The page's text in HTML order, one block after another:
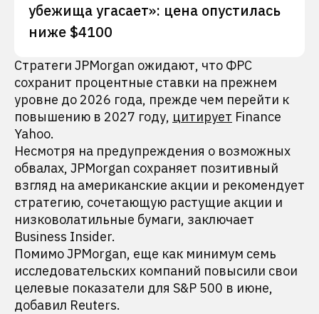
убежища угасает»: цена опустилась
ниже $4100
Стратеги JPMorgan ожидают, что ФРС
сохранит процентные ставки на прежнем
уровне до 2026 года, прежде чем перейти к
повышению в 2027 году, цитирует Finance
Yahoo.
Несмотря на предупреждения о возможных
обвалах, JPMorgan сохраняет позитивный
взгляд на американские акции и рекомендует
стратегию, сочетающую растущие акции и
низковолатильные бумаги, заключает
Business Insider.
Помимо JPMorgan, еще как минимум семь
исследовательских компаний повысили свои
целевые показатели для S&P 500 в июне,
добавил Reuters.